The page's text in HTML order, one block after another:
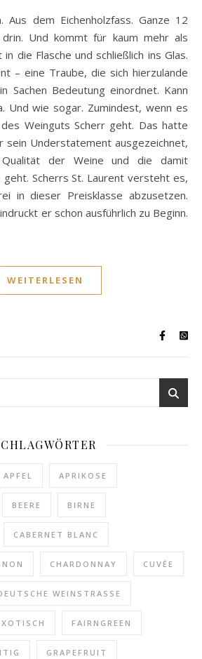
Und kommt für kaum mehr als
die Flasche und schließlich ins Glas.
– eine Traube, die sich hierzulande
Sachen Bedeutung einordnet. Kann
Und wie sogar. Zumindest, wenn es
Weinguts Scherr geht. Das hatte
sein Understatement ausgezeichnet,
der Weine und die damit
Scherrs St. Laurent versteht es,
in dieser Preisklasse abzusetzen.
er schon ausführlich zu Beginn.
WEITERLESEN
APFEL APRIKOSE
BEERE BIRNE
CABERNET BLANC
CHARDONNAY CUVÉE
WEINSTRASSE
FAIRNGREEN
GRAPEFRUIT